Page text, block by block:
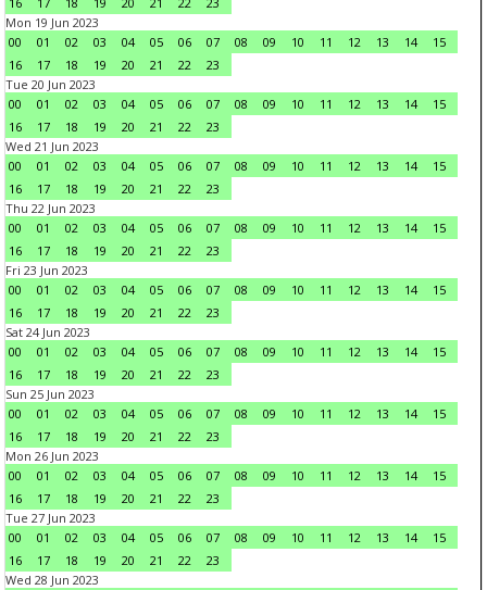
Mon 19 Jun 2023
00
01 02 03 04 05 06 07 08 09 10 11 12 13 14
15
16
17 18 19 20 21 22
23
Tue 20 Jun 2023
00
01 02 03 04 05 06 07 08 09 10 11 12 13 14
15
16
17 18 19 20 21 22
23
Wed 21 Jun 2023
00
01 02 03 04 05 06 07 08 09 10 11 12 13 14
15
16
17 18 19 20 21 22
23
Thu 22 Jun 2023
00
01 02 03 04 05 06 07 08 09 10 11 12 13 14
15
16
17 18 19 20 21 22
23
Fri 23 Jun 2023
00
01 02 03 04 05 06 07 08 09 10 11 12 13 14
15
16
17 18 19 20 21 22
23
Sat 24 Jun 2023
00
01 02 03 04 05 06 07 08 09 10 11 12 13 14
15
16
17 18 19 20 21 22
23
Sun 25 Jun 2023
00
01 02 03 04 05 06 07 08 09 10 11 12 13 14
15
16
17 18 19 20 21 22
23
Mon 26 Jun 2023
00
01 02 03 04 05 06 07 08 09 10 11 12 13 14
15
16
17 18 19 20 21 22
23
Tue 27 Jun 2023
00
01 02 03 04 05 06 07 08 09 10 11 12 13 14
15
16
17 18 19 20 21 22
23
Wed 28 Jun 2023